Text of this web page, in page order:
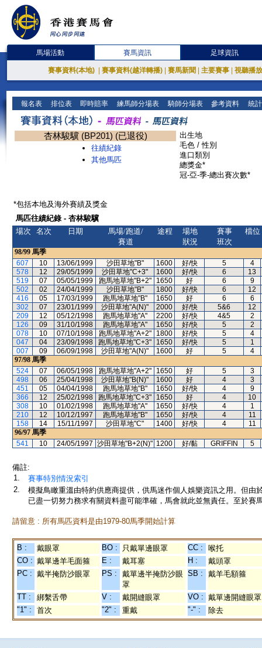
馬場活動 賽馬資訊 足球資訊
賽事資料(本地) 賽事資料(越洋轉播) 賽馬新聞 主要賽事 視聽播
報名表 排位表 即時賠率 練馬師分場表 騎師分場表 參考資料 統
杏林駿驥 (BP201) (已退役)
往績紀錄
其他馬匹
出生地
毛色 / 性別
進口類別
總獎金*
冠-亞-季-總出賽次數*
*包括本地及海外賽績及獎金
馬匹往績紀錄 - 杏林駿驥
場次
名次 日期
馬場/跑道/
賽道
途程
場地
狀況
賽事
班次
檔位
98/99 馬季
607
10 13/06/1999 沙田草地"B" 1600 好/快 5
4
578
12 29/05/1999 沙田草地"C+3" 1600 好/快 6
13
519
07 05/05/1999 跑馬地草地"B+2" 1650 好 6
9
502
02 24/04/1999 沙田草地"B" 1800 好/快 6
12
416
05 17/03/1999 跑馬地草地"B" 1650 好 6
6
302
07 23/01/1999 沙田草地"A(N)" 2000 好/快 5&6
12
209
12 05/12/1998 跑馬地草地"A" 2200 好/快 4&5
2
126
09 31/10/1998 跑馬地草地"A" 1650 好/快 5
2
078
10 07/10/1998 跑馬地草地"A+2" 1800 好/快 5
4
047
04 23/09/1998 跑馬地草地"C+3" 1650 好/快 5
1
007
09 06/09/1998 沙田草地"A(N)" 1600 好 5
4
97/98 馬季
524
07 06/05/1998 跑馬地草地"A+2" 1650 好 5
3
498
06 25/04/1998 沙田草地"B(N)" 1600 好 4
3
451
05 04/04/1998 跑馬地草地"B" 1650 好/快 4
9
366
12 25/02/1998 跑馬地草地"C+3" 1650 好 4
10
308
10 01/02/1998 跑馬地草地"A" 1650 好/快 4
1
210
12 10/12/1997 跑馬地草地"B" 1650 好/快 4
11
158
14 15/11/1997 沙田草地"C" 1400 好/快 4
11
96/97 馬季
541
10 24/05/1997 沙田草地"B+2(N)" 1200 好/黏 GRIFFIN 5
備註:
1.
賽事特別情況索引
2.
模擬鳥瞰重溫由特約供應商提供，供馬迷作個人娛樂資訊之用。但
已盡一切努力務求有關資料盡可能準確，馬會就此並無責任。至於賽
請留意 : 所有馬匹資料是由1979-80馬季開始計算
B : 戴眼罩 BO : 只戴單邊眼罩 CC :
喉托
CO : 戴單邊羊毛面箍 E : 戴耳塞 H :
戴頭罩
PC : 戴半掩防沙眼罩 PS :
戴單邊半掩防沙眼
罩
SB : 戴羊毛額箍
TT : 綁繫舌帶 V : 戴開縫眼罩 VO : 戴單邊開縫眼罩
"1" :
首次 "2" : 重戴 "-" : 除去